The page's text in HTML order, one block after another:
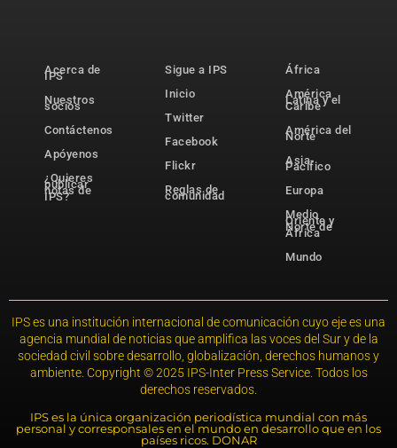
Acerca de
IPS
Nuestros
socios
Contáctenos
Apóyenos
¿Quieres
publicar
notas de
IPS?
Sigue a IPS
Inicio
Twitter
Facebook
Flickr
Reglas de
comunidad
África
América
Latina y el
Caribe
América del
Norte
Asia-
Pacífico
Europa
Medio
Oriente y
Norte de
África
Mundo
IPS es una institución internacional de comunicación cuyo eje es una
agencia mundial de noticias que amplifica las voces del Sur y de la
sociedad civil sobre desarrollo, globalización, derechos humanos y
ambiente. Copyright © 2025 IPS-Inter Press Service. Todos los
derechos reservados.
IPS es la única organización periodística mundial con más
personal y corresponsales en el mundo en desarrollo que en los
países ricos. DONAR